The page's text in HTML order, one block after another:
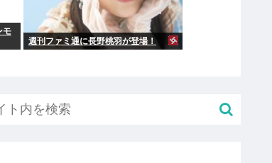
モ
週刊ファミ通に長野桃羽が登場！